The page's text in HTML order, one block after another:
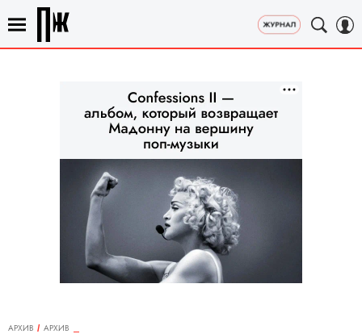
АРХИВ
АРХИВ